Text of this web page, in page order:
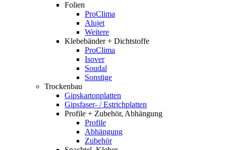
Folien
ProClima
Alujet
Weitere
Klebebänder + Dichtstoffe
ProClima
Isover
Soudal
Sonstige
Trockenbau
Gipskartonplatten
Gipsfaser- / Estrichplatten
Profile + Zubehör, Abhängung
Profile
Abhängung
Zubehör